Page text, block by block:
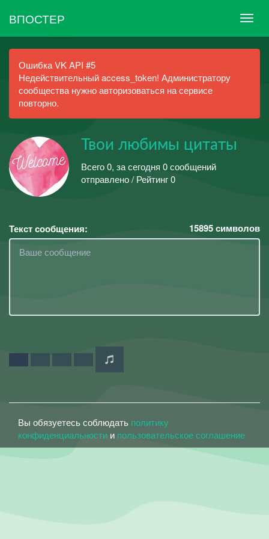
ВПОСТЕР
Ошибка VK API #5
Недействительный access_token! Администратору
сообщества нужно авторизоваться на сервисе
повторно.
Твои любимы цитаты
Всего 0, за сегодня 0 сообщений
отправлено / Рейтинг 0
Текст сообщения: 15895символов
Вы обязуетесь соблюдать политику
конфиденциальности и пользовательское соглашение